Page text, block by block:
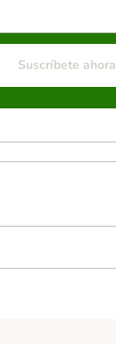
Suscríbete ahora